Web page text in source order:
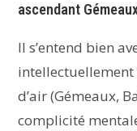
ascendant
Il s’entend bien
intellectuellement
d’air (Gémeaux,
complicité